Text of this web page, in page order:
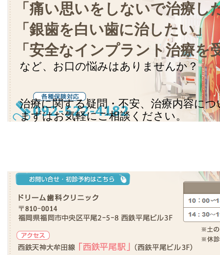
「痛い思いをしないで治療し
「銀歯を白い歯に治したい」
「安全なインプラント治療を
など、お口の悩みはありませんか？
治療に関する疑問・不安、治療内容につ
まずはお気軽にご相談ください。